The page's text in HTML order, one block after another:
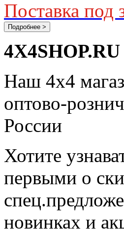
Поставка под
Подробнее >
Наш 4x4
оптово-
России
Хотите
первыми о
новинках и